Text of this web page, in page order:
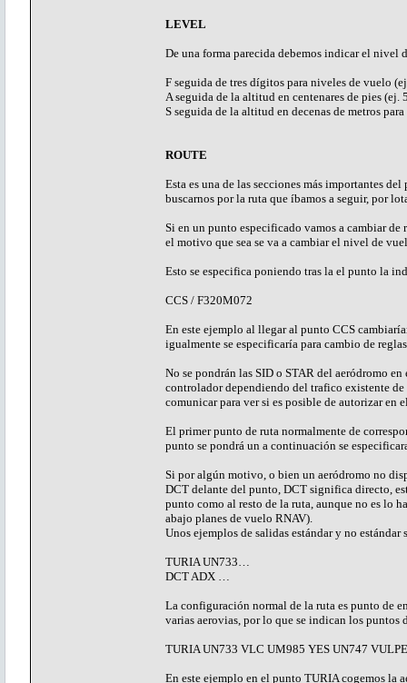
LEVEL
De una forma parecida debemos indicar el nivel
F seguida de tres dígitos para niveles de vuelo
A seguida de la altitud en centenares de pies
S seguida de la altitud en decenas de metros
ROUTE
Esta es una de las secciones más importantes
buscarnos por la ruta que íbamos a seguir, por
Si en un punto especificado vamos a cambiar
el motivo que sea se va a cambiar el nivel de
Esto se especifica poniendo tras la el punto la
CCS / F320M072
En este ejemplo al llegar al punto CCS
igualmente se especificaría para cambio de
No se pondrán las SID o STAR del aeródromo
controlador dependiendo del trafico existente
comunicar para ver si es posible de autorizar
El primer punto de ruta normalmente de
punto se pondrá un a continuación se
Si por algún motivo, o bien un aeródromo no
DCT delante del punto, DCT significa directo,
punto como al resto de la ruta, aunque no es lo
abajo planes de vuelo RNAV).
Unos ejemplos de salidas estándar y no estándar
TURIA UN733…
DCT ADX …
La configuración normal de la ruta es punto de
varias aerovias, por lo que se indican los puntos
TURIA UN733 VLC UM985 YES UN747 VULPE
En este ejemplo en el punto TURIA cogemos la